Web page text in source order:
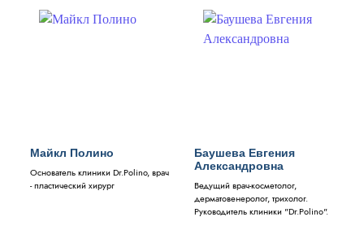
Майкл Полино
Основатель клиники Dr.Polino, врач
- пластический хирург
Баушева Евгения
Александровна
Ведущий врач-косметолог,
дерматовенеролог, трихолог.
Руководитель клиники "Dr.Polino".